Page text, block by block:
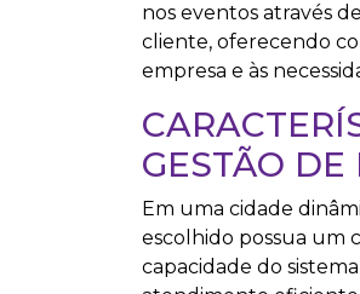
nos eventos através
cliente, oferecendo
empresa e às
GESTÃO
Em uma cidade
escolhido possua um
capacidade do